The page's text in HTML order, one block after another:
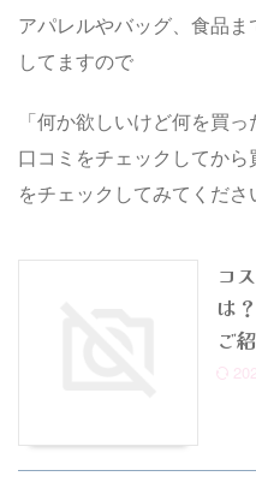
アパレルやバッグ、食品
してますので
「何か欲しいけど何を買
口コミをチェックしてか
をチェックしてみてくださ
コ
は
ご